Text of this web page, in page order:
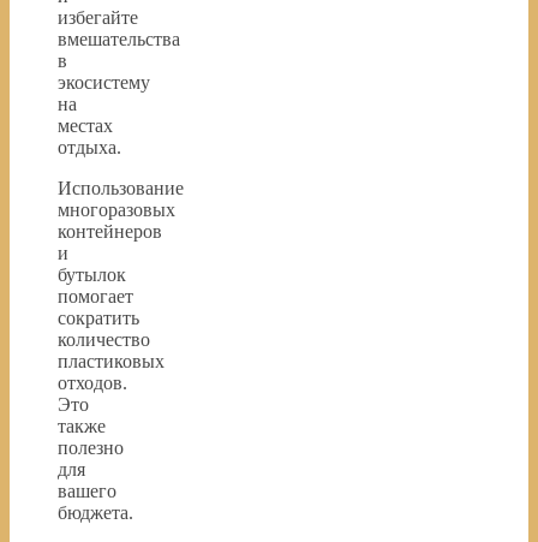
избегайте
вмешательства
в
экосистему
на
местах
отдыха.
Использование
многоразовых
контейнеров
и
бутылок
помогает
сократить
количество
пластиковых
отходов.
Это
также
полезно
для
вашего
бюджета.